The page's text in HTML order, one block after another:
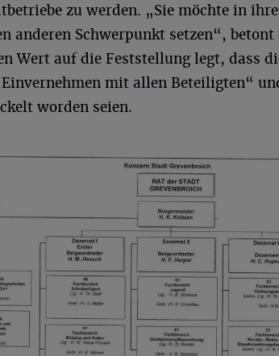
zu werden. „Sie möchte in
anderen Schwerpunkt setzen“,
Wert auf die Feststellung legt, dass
mit allen Beteiligten“
worden seien.